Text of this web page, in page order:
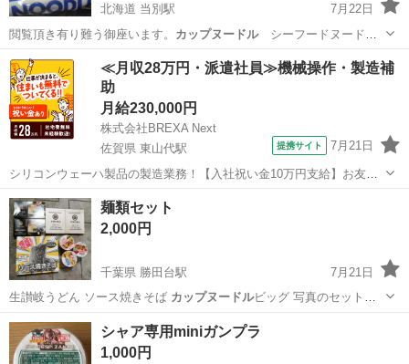
北海道 当別駅
7月22日
閲覧頂き有り難う御座います。 カップヌードルシーフードヌード
ル ラップタオル…
北海道 石狩郡 当別駅 家庭用品
≪月収28万円・派遣社員≫機械操作・製造補
助
月給230,000円
株式会社BREXA Next
佐賀県 東山代駅
提携サイト 7月21日
シリコンウェーハ製品の製造業務！【入社祝い金10万円支給】お友達
やカップルとの応募OK◎年間休日129日＆休出なしでプライベート充
実♪業務はクリーンルームで快適作業◎自社正社員登用制度あり★1食
300円～の格安食堂あり！《佐...
佐賀 伊万里市 東山代駅
麺類セット
2,000円
千葉県 勝田台駅
7月21日
生讃岐うどん ソース焼きそば カップヌードルビッグ 写真のセットで
出品します…
千葉 佐倉市 勝田台駅 食品 讃岐うどん
シャア専用miniガンプラ
1,000円